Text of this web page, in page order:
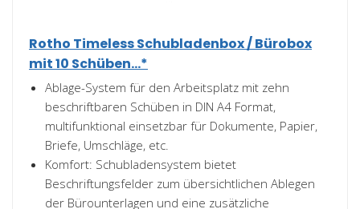
Rotho Timeless Schubladenbox / Bürobox
mit 10 Schüben...*
Ablage-System für den Arbeitsplatz mit zehn
beschriftbaren Schüben in DIN A4 Format,
multifunktional einsetzbar für Dokumente, Papier,
Briefe, Umschläge, etc.
Komfort: Schubladensystem bietet
Beschriftungsfelder zum übersichtlichen Ablegen
der Bürounterlagen und eine zusätzliche